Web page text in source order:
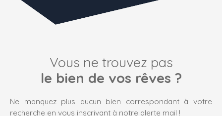
Vous ne trouvez pas
le bien de vos rêves ?
Ne manquez plus aucun bien correspondant à votre
recherche en vous inscrivant à notre alerte mail !